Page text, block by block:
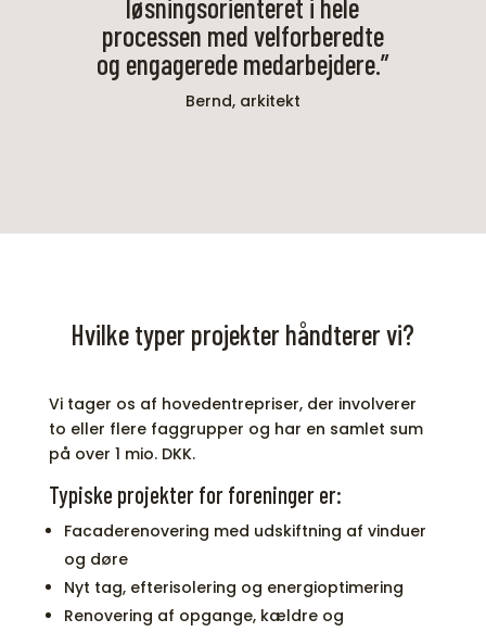
løsningsorienteret i hele
processen med velforberedte
og engagerede medarbejdere.”
Bernd, arkitekt
Hvilke typer projekter håndterer vi?
Vi tager os af hovedentrepriser, der involverer
to eller flere faggrupper og har en samlet sum
på over 1 mio. DKK.
Typiske projekter for foreninger er:
Facaderenovering med udskiftning af vinduer
og døre
Nyt tag, efterisolering og energioptimering
Renovering af opgange, kældre og